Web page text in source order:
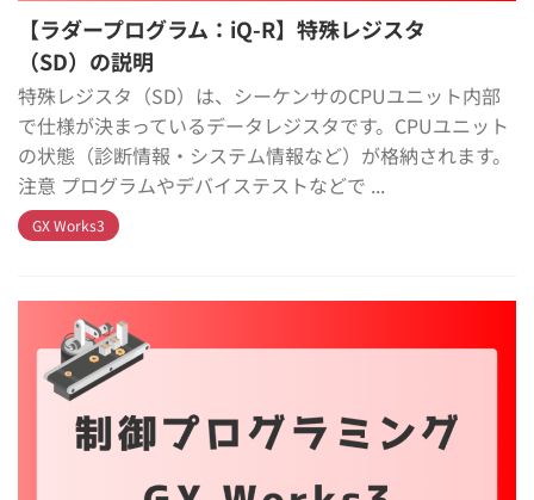
【ラダープログラム：iQ-R】特殊レジスタ
（SD）の説明
特殊レジスタ（SD）は、シーケンサのCPUユニット内部
で仕様が決まっているデータレジスタです。CPUユニット
の状態（診断情報・システム情報など）が格納されます。
注意 プログラムやデバイステストなどで ...
GX Works3